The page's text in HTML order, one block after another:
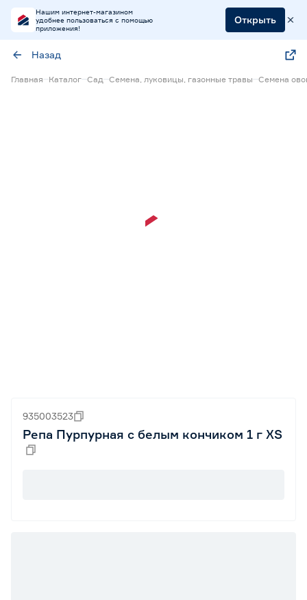
Нашим интернет-магазином
удобнее пользоваться с помощью
приложения!
Открыть
Назад
Главная Каталог Сад Семена, луковицы, газонные травы Семена
935003523
Репа Пурпурная с белым кончиком 1 г XS